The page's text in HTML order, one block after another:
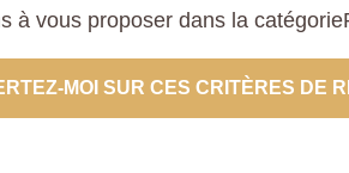
à vous proposer dans la
MOI SUR CES CRITÈRES DE